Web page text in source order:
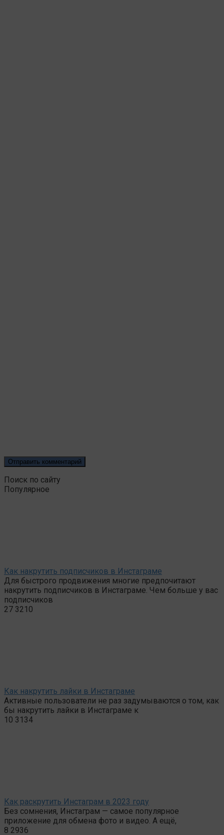
Поиск по сайту
Популярное
Как накрутить подписчиков в Инстаграме
Для быстрого продвижения многие предпочитают
накрутить подписчиков в Инстаграме. Чем больше у вас
подписчиков
27 3210
Как накрутить лайки в Инстаграме
Активные пользователи не раз задумываются о том, как
бы накрутить лайки в Инстаграме к
10 3134
Как раскрутить Инстаграм в 2023 году
Без сомнения, Инстаграм — самое популярное
приложение для обмена фото и видео. А ещё,
8 2936